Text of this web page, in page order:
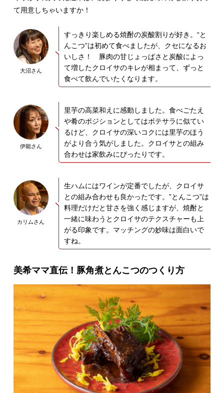
て用意しちゃいますか！
大沼さん
すっきり楽しめる焼酎の炭酸割りが好き。“と
んこつ”は初めて食べましたが、クセになるお
いしさ！ 豚肉の甘じょっぱさと炭酸によっ
て増したクロイサのキレが相まって、ずっと
食べて飲んでいたくなります。
伊能さん
里芋の高菜和えに感動しました。食べごたえ
や肴のポジションとしてはポテサラに似てい
るけど、クロイサの深いコクには里芋のほう
がより合う気がしました。クロイサとの組み
合わせは家飲みにぴったりです。
カリムさん
生ハムにはワインが定番でしたが、クロイサ
との組み合わせも良かったです。”とんこつ”は
料理だけだと甘さを強く感じますが、焼酎と
一緒に味わうとクロイサのテクスチャーも上
がる印象です。マッチングの妙味は面白いで
すね。
美希ママ直伝！豚角煮とんこつのつくり方